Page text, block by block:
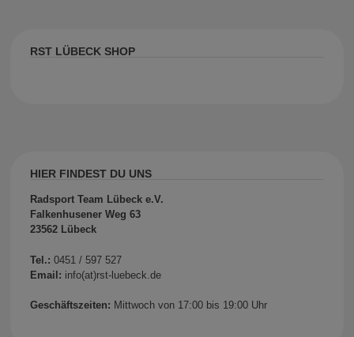
RST LÜBECK SHOP
HIER FINDEST DU UNS
Radsport Team Lübeck e.V.
Falkenhusener Weg 63
23562 Lübeck
Tel.: 0451 / 597 527
Email: info(at)rst-luebeck.de
Geschäftszeiten: Mittwoch von 17:00 bis 19:00 Uhr